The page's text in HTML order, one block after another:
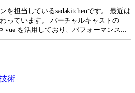
を担当しているsadakitchenです。 最近は
っています。 バーチャルキャストの
vue を活用しており、パフォーマンス...
技術